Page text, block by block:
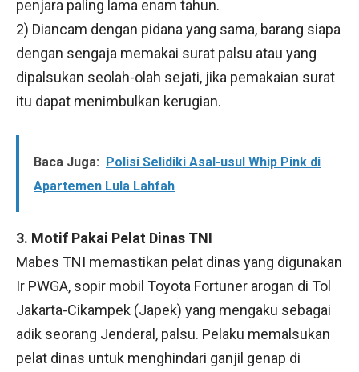
penjara paling lama enam tahun.
2) Diancam dengan pidana yang sama, barang siapa
dengan sengaja memakai surat palsu atau yang
dipalsukan seolah-olah sejati, jika pemakaian surat
itu dapat menimbulkan kerugian.
Baca Juga: Polisi Selidiki Asal-usul Whip Pink di
Apartemen Lula Lahfah
3. Motif Pakai Pelat Dinas TNI
Mabes TNI memastikan pelat dinas yang digunakan
Ir PWGA, sopir mobil Toyota Fortuner arogan di Tol
Jakarta-Cikampek (Japek) yang mengaku sebagai
adik seorang Jenderal, palsu. Pelaku memalsukan
pelat dinas untuk menghindari ganjil genap di